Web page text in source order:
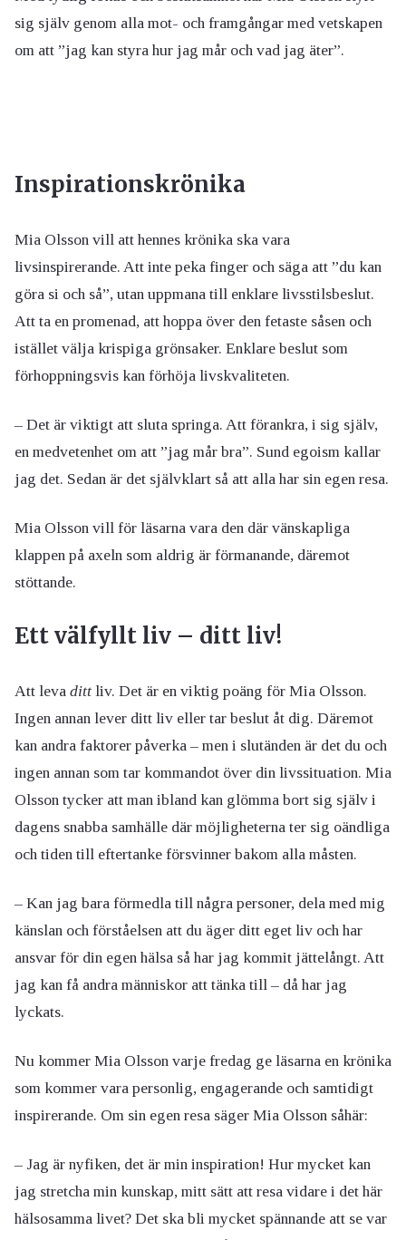
sig själv genom alla mot- och framgångar med vetskapen
om att ”jag kan styra hur jag mår och vad jag äter”.
Inspirationskrönika
Mia Olsson vill att hennes krönika ska vara
livsinspirerande. Att inte peka finger och säga att ”du kan
göra si och så”, utan uppmana till enklare livsstilsbeslut.
Att ta en promenad, att hoppa över den fetaste såsen och
istället välja krispiga grönsaker. Enklare beslut som
förhoppningsvis kan förhöja livskvaliteten.
– Det är viktigt att sluta springa. Att förankra, i sig själv,
en medvetenhet om att ”jag mår bra”. Sund egoism kallar
jag det. Sedan är det självklart så att alla har sin egen resa.
Mia Olsson vill för läsarna vara den där vänskapliga
klappen på axeln som aldrig är förmanande, däremot
stöttande.
Ett välfyllt liv – ditt liv!
Att leva dittliv. Det är en viktig poäng för Mia Olsson.
Ingen annan lever ditt liv eller tar beslut åt dig. Däremot
kan andra faktorer påverka – men i slutänden är det du och
ingen annan som tar kommandot över din livssituation. Mia
Olsson tycker att man ibland kan glömma bort sig själv i
dagens snabba samhälle där möjligheterna ter sig oändliga
och tiden till eftertanke försvinner bakom alla måsten.
– Kan jag bara förmedla till några personer, dela med mig
känslan och förståelsen att du äger ditt eget liv och har
ansvar för din egen hälsa så har jag kommit jättelångt. Att
jag kan få andra människor att tänka till – då har jag
lyckats.
Nu kommer Mia Olsson varje fredag ge läsarna en krönika
som kommer vara personlig, engagerande och samtidigt
inspirerande. Om sin egen resa säger Mia Olsson såhär:
– Jag är nyfiken, det är min inspiration! Hur mycket kan
jag stretcha min kunskap, mitt sätt att resa vidare i det här
hälsosamma livet? Det ska bli mycket spännande att se var